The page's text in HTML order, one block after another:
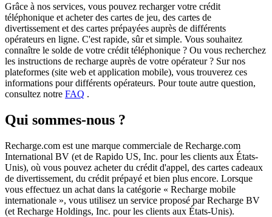
Grâce à nos services, vous pouvez recharger votre crédit
téléphonique et acheter des cartes de jeu, des cartes de
divertissement et des cartes prépayées auprès de différents
opérateurs en ligne. C'est rapide, sûr et simple. Vous souhaitez
connaître le solde de votre crédit téléphonique ? Ou vous recherchez
les instructions de recharge auprès de votre opérateur ? Sur nos
plateformes (site web et application mobile), vous trouverez ces
informations pour différents opérateurs. Pour toute autre question,
consultez notre FAQ .
Qui sommes-nous ?
Recharge.com est une marque commerciale de Recharge.com
International BV (et de Rapido US, Inc. pour les clients aux États-
Unis), où vous pouvez acheter du crédit d'appel, des cartes cadeaux
de divertissement, du crédit prépayé et bien plus encore. Lorsque
vous effectuez un achat dans la catégorie « Recharge mobile
internationale », vous utilisez un service proposé par Recharge BV
(et Recharge Holdings, Inc. pour les clients aux États-Unis).